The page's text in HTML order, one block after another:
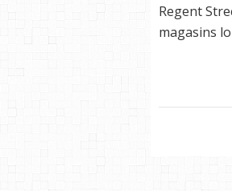
Regent
magasins